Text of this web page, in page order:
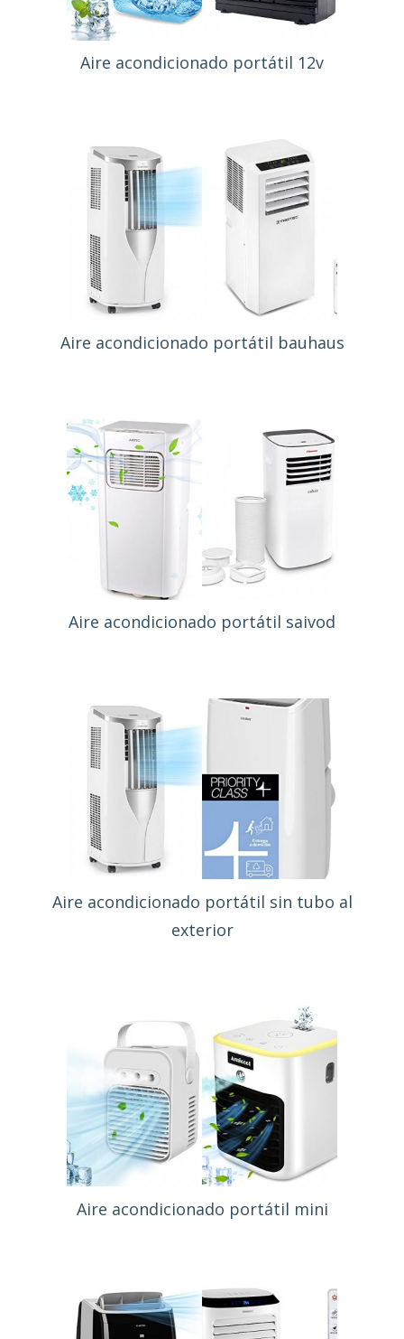
Aire acondicionado portátil 12v
Aire acondicionado portátil bauhaus
Aire acondicionado portátil saivod
Aire acondicionado portátil sin tubo al
exterior
Aire acondicionado portátil mini